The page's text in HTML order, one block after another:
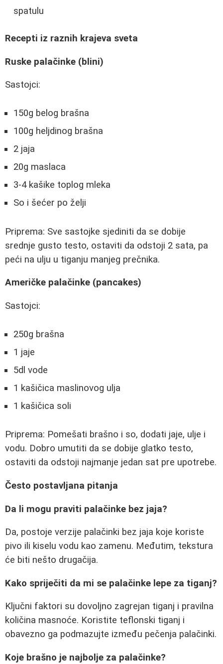
spatulu
Recepti iz raznih krajeva sveta
Ruske palačinke (blini)
Sastojci:
150g belog brašna
100g heljdinog brašna
2 jaja
20g maslaca
3-4 kašike toplog mleka
So i šećer po želji
Priprema: Sve sastojke sjediniti da se dobije
srednje gusto testo, ostaviti da odstoji 2 sata, pa
peći na ulju u tiganju manjeg prečnika.
Američke palačinke (pancakes)
Sastojci:
250g brašna
1 jaje
5dl vode
1 kašičica maslinovog ulja
1 kašičica soli
Priprema: Pomešati brašno i so, dodati jaje, ulje i
vodu. Dobro umutiti da se dobije glatko testo,
ostaviti da odstoji najmanje jedan sat pre upotrebe.
Često postavljana pitanja
Da li mogu praviti palačinke bez jaja?
Da, postoje verzije palačinki bez jaja koje koriste
pivo ili kiselu vodu kao zamenu. Međutim, tekstura
će biti nešto drugačija.
Kako spriječiti da mi se palačinke lepe za tiganj?
Ključni faktori su dovoljno zagrejan tiganj i pravilna
količina masnoće. Koristite teflonski tiganj i
obavezno ga podmazujte između pečenja palačinki.
Koje brašno je najbolje za palačinke?